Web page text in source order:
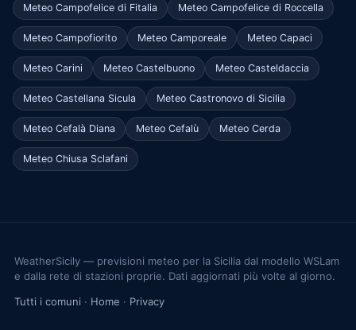
Meteo Campofelice di Fitalia Meteo Campofelice di Roccella
Meteo Campofiorito Meteo Camporeale Meteo Capaci
Meteo Carini Meteo Castelbuono Meteo Casteldaccia
Meteo Castellana Sicula Meteo Castronovo di Sicilia
Meteo Cefalà Diana Meteo Cefalù Meteo Cerda
Meteo Chiusa Sclafani
WeatherSicily — previsioni meteo per la Sicilia dal modello WSLam
e dalla rete di stazioni proprie. Dati aggiornati più volte al giorno.
Tutti i comuni · Home · Privacy